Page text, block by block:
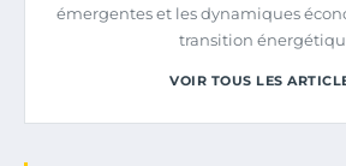
émergentes et les dynamiques
transition
VOIR TOUS LES